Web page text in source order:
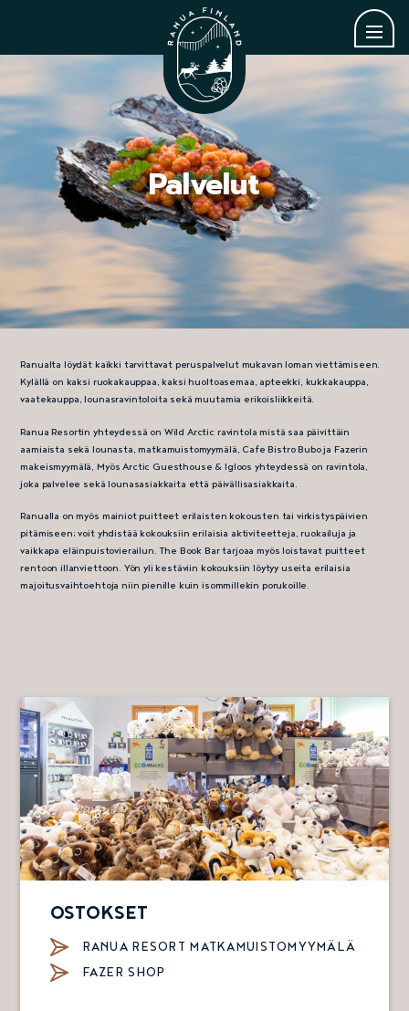
Palvelut
Ranualta löydät kaikki tarvittavat peruspalvelut mukavan loman viettämiseen.
Kylällä on kaksi ruokakauppaa, kaksi huoltoasemaa, apteekki, kukkakauppa,
vaatekauppa, lounasravintoloita sekä muutamia erikoisliikkeitä.
Ranua Resortin yhteydessä on Wild Arctic ravintola mistä saa päivittäin
aamiaista sekä lounasta, matkamuistomyymälä, Cafe Bistro Bubo ja Fazerin
makeismyymälä, Myös Arctic Guesthouse & Igloos yhteydessä on ravintola,
joka palvelee sekä lounasasiakkaita että päivällisasiakkaita.
Ranualla on myös mainiot puitteet erilaisten kokousten tai virkistyspäivien
pitämiseen; voit yhdistää kokouksiin erilaisia aktiviteetteja, ruokailuja ja
vaikkapa eläinpuistovierailun. The Book Bar tarjoaa myös loistavat puitteet
rentoon illanviettoon. Yön yli kestäviin kokouksiin löytyy useita erilaisia
majoitusvaihtoehtoja niin pienille kuin isommillekin porukoille.
OSTOKSET
RANUA RESORT MATKAMUISTOMYYMÄLÄ
FAZER SHOP